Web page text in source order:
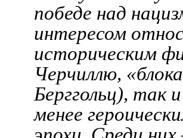
победе над
интересом
историческим
Черчиллю,
Берггольц), так
менее